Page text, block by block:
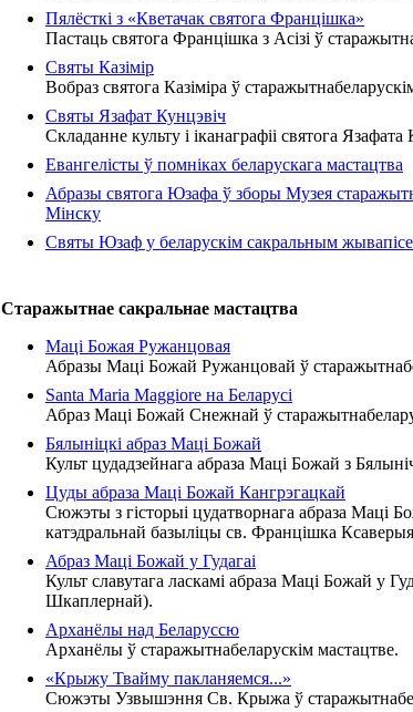
Пялёсткі з «Кветачак святога Францішка»
Пастаць святога Францішка з Асізі ў
Святы Казімір
Вобраз святога Казіміра ў
Святы Язафат Кунцэвіч
Складанне культу і іканаграфіі святога Язафата
Евангелісты ў помніках беларускага мастацтва
Абразы святога Юзафа ў зборы Музея
Мінску
Святы Юзаф у беларускім сакральным жывапісе
Старажытнае сакральнае мастацтва
Маці Божая Ружанцовая
Абразы Маці Божай Ружанцовай ў
Santa Maria Maggiore на Беларусі
Абраз Маці Божай Снежнай ў
Бялыніцкі абраз Маці Божай
Культ цудадзейнага абраза Маці Божай з
Цуды абраза Маці Божай Кангрэгацкай
Сюжэты з гісторыі цудатворнага абраза Маці
катэдральнай базыліцы св. Францішка
Абраз Маці Божай у Гудагаі
Культ славутага ласкамі абраза Маці Божай у
Шкаплернай).
Арханёлы над Беларуссю
Арханёлы ў старажытнабеларускім мастацтве.
«Крыжу Твайму пакланяемся...»
Сюжэты Узвышэння Св. Крыжа ў